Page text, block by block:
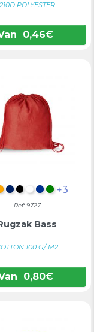
210D POLYESTER
0,46€
MARINEBLAUW
ZWART
WITBLAUW
GROEN
+3
Ref: 9727
Bass
100 G/ M2
0,80€